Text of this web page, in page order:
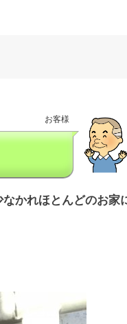
お客様
かれほとんどのお家